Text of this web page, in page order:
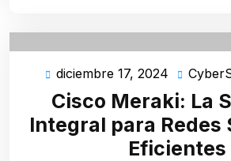
diciembre 17, 2024 diciembre
17,
2024
Cisco Meraki: La
Integral para Redes
Eficientes